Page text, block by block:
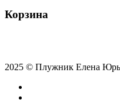
Корзина
2025 © Плужник Елена